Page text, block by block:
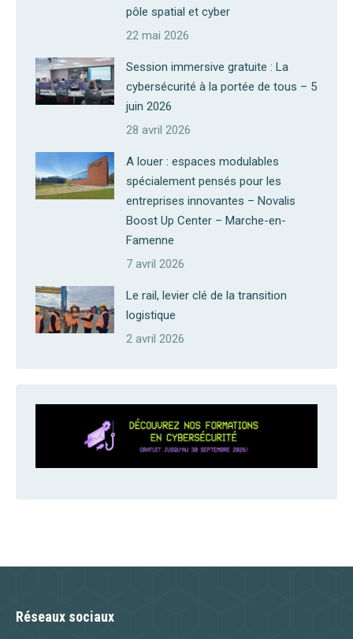
pôle spatial et cyber
22 mai 2026
Session immersive gratuite : La
cybersécurité à la portée de tous – 5
juin 2026
28 avril 2026
A louer : espaces modulables
spécialement pensés pour les
entreprises innovantes – Novalis
Boost Up Center – Marche-en-
Famenne
7 avril 2026
Le rail, levier clé de la transition
logistique
2 avril 2026
Réseaux sociaux